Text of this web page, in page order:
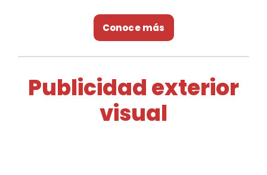
Conoce más
Publicidad exterior
visual